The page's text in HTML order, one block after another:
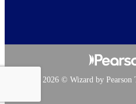
Copyright 2026 © Wizard by Pearson